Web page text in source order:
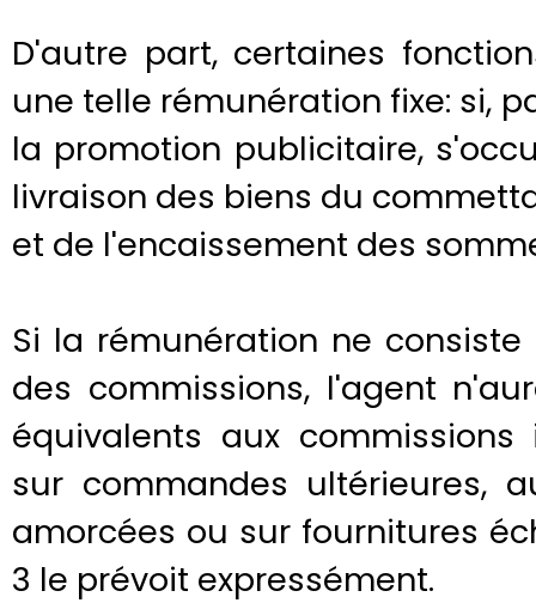
D'autre part, certaines
une telle rémunération fixe: si,
la promotion publicitaire,
livraison des biens du
et de l'encaissement des
Si la rémunération ne
des commissions, l'agent
équivalents aux
sur commandes ultérieures,
amorcées ou sur fournitures
3 le prévoit expressément.